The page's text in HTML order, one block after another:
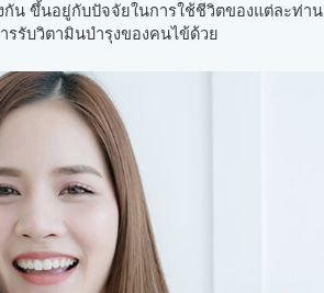
น ขึ้นอยู่กับปัจจัยในการใช้ชีวิตของแต่ละท่าน
รับวิตามินบำรุงของคนไข้ด้วย